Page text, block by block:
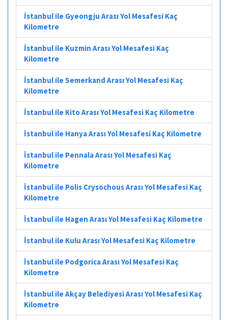
İstanbul ile Gyeongju Arası Yol Mesafesi Kaç
Kilometre
İstanbul ile Kuzmin Arası Yol Mesafesi Kaç
Kilometre
İstanbul ile Semerkand Arası Yol Mesafesi Kaç
Kilometre
İstanbul ile Kito Arası Yol Mesafesi Kaç Kilometre
İstanbul ile Hanya Arası Yol Mesafesi Kaç Kilometre
İstanbul ile Pennala Arası Yol Mesafesi Kaç
Kilometre
İstanbul ile Polis Crysochous Arası Yol Mesafesi Kaç
Kilometre
İstanbul ile Hagen Arası Yol Mesafesi Kaç Kilometre
İstanbul ile Kulu Arası Yol Mesafesi Kaç Kilometre
İstanbul ile Podgorica Arası Yol Mesafesi Kaç
Kilometre
İstanbul ile Akçay Belediyesi Arası Yol Mesafesi Kaç
Kilometre